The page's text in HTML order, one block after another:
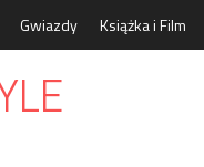
Gwiazdy Książka i Film